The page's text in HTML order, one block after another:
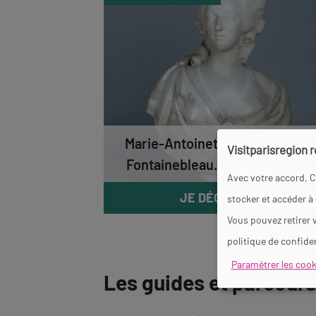
Marie-Antoinette et Louis XVI à
Fontainebleau. Splendeur et …
JE DÉCOUVRE
Les guides et
Visitparisregion
Avec votre accord,
stocker et accéder
Vous pouvez retirer
politique de
Paramétrer les